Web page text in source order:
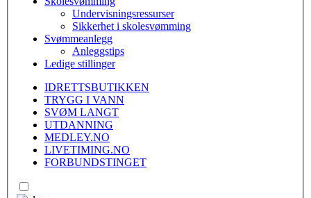
Undervisningsressurser
Sikkerhet i skolesvømming
Svømmeanlegg
Anleggstips
Ledige stillinger
IDRETTSBUTIKKEN
TRYGG I VANN
SVØM LANGT
UTDANNING
MEDLEY.NO
LIVETIMING.NO
FORBUNDSTINGET